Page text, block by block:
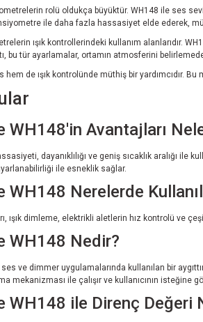
rolü oldukça büyüktür. WH148 ile ses
ile daha fazla hassasiyet elde ederek,
ışık kontrollerindeki kullanım alanlarıdır.
bu tür ayarlamalar, ortamın atmosferini
de ışık kontrolünde müthiş bir yardımcıdır.
Avantajları
dayanıklılığı ve geniş sıcaklık aralığı
ile esneklik sağlar.
Nerelerde
ışık dimleme, elektrikli aletlerin hız kontrolü ve
WH148 Nedir?
ve dimmer uygulamalarında kullanılan bir
mekanizması ile çalışır ve kullanıcının isteğine
ile Direnç Değeri